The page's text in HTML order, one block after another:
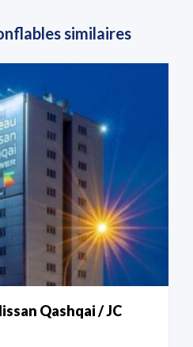
similaires
Qashqai / JC